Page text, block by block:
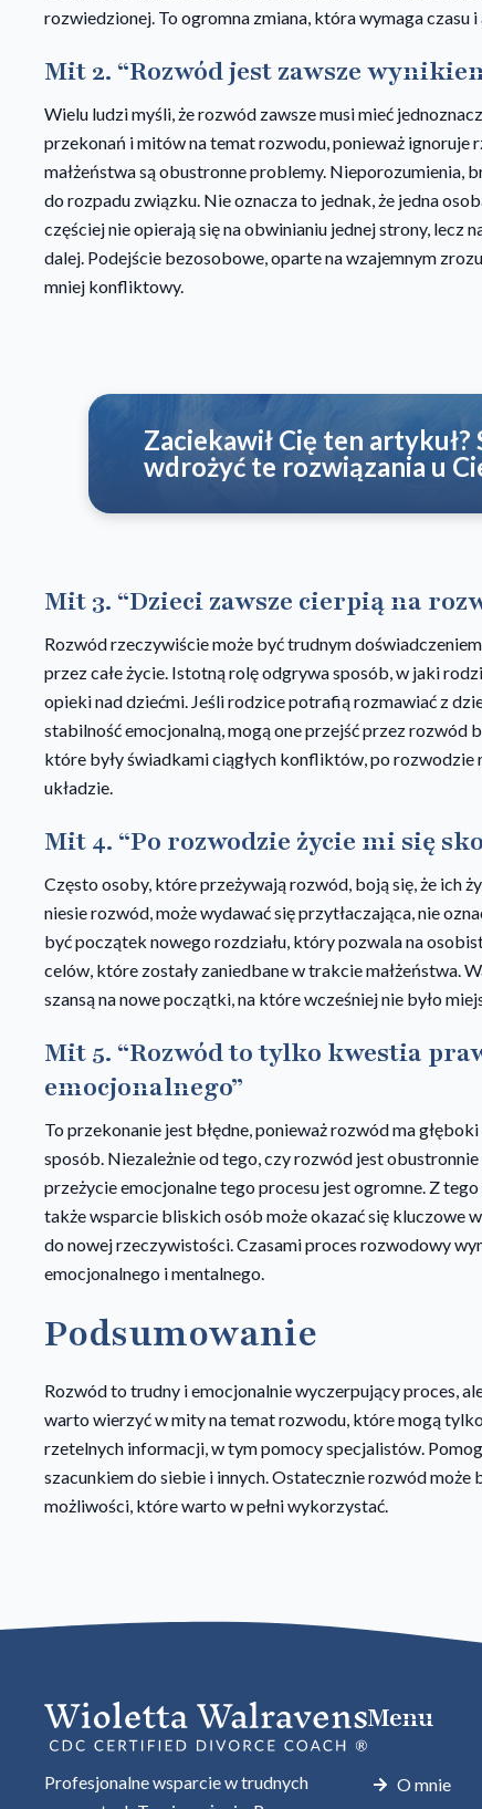
rozwiedzionej. To ogromna zmiana, która wymaga czasu
Mit 2. “Rozwód jest zawsze
Wielu ludzi myśli, że rozwód zawsze musi mieć
przekonań i mitów na temat rozwodu, ponieważ
małżeństwa są obustronne problemy.
do rozpadu związku. Nie oznacza to jednak, że jedna
częściej nie opierają się na obwinianiu jednej strony, lecz
dalej. Podejście bezosobowe, oparte na wzajemnym
mniej konfliktowy.
Zaciekawił Cię ten
wdrożyć te rozwiązania u
Mit 3. “Dzieci zawsze cierpią na
Rozwód rzeczywiście może być trudnym
przez całe życie. Istotną rolę odgrywa sposób, w jaki
opieki nad dziećmi. Jeśli rodzice potrafią rozmawiać z
stabilność emocjonalną, mogą one przejść przez rozwód
które były świadkami ciągłych konfliktów, po
układzie.
Mit 4. “Po rozwodzie życie mi się
Często osoby, które przeżywają rozwód, boją się, że ich
niesie rozwód, może wydawać się przytłaczająca, nie
być początek nowego rozdziału, który pozwala na
celów, które zostały zaniedbane w trakcie małżeństwa.
szansą na nowe początki, na które wcześniej nie było
Mit 5. “Rozwód to tylko kwestia
emocjonalnego”
To przekonanie jest błędne, ponieważ rozwód ma
sposób. Niezależnie od tego, czy rozwód jest
przeżycie emocjonalne tego procesu jest ogromne. Z
także wsparcie bliskich osób może okazać się kluczowe
do nowej rzeczywistości. Czasami proces rozwodowy
emocjonalnego i mentalnego.
Podsumowanie
Rozwód to trudny i emocjonalnie wyczerpujący proces,
warto wierzyć w mity na temat rozwodu, które mogą
rzetelnych informacji, w tym pomocy specjalistów.
szacunkiem do siebie i innych. Ostatecznie rozwód
możliwości, które warto w pełni wykorzystać.
Profesjonalne wsparcie w trudnych
Menu
O mnie